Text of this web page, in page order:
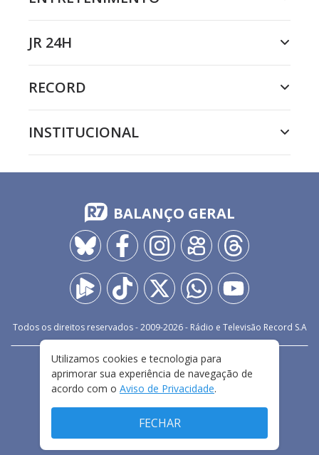
JR 24H
RECORD
INSTITUCIONAL
BALANÇO GERAL
Todos os direitos reservados - 2009-2026- Rádio e Televisão Record S.A
FALE CONOSCO
PRIVACIDADE
TERMOS E CONDIÇÕES DE USO
Utilizamos cookies e tecnologia para
aprimorar sua experiência de navegação de
acordo com o Aviso de Privacidade.
FECHAR